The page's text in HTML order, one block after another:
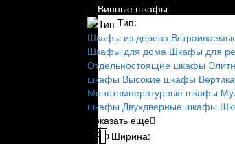
Винные шкафы
Тип:
Шкафы из дерева
Шкафы для дома Шкафы для
Отдельностоящие шкафы
шкафы Высокие шкафы
Монотемпературные шкафы
шкафы Двухдверные шкафы
Показать еще
Ширина: